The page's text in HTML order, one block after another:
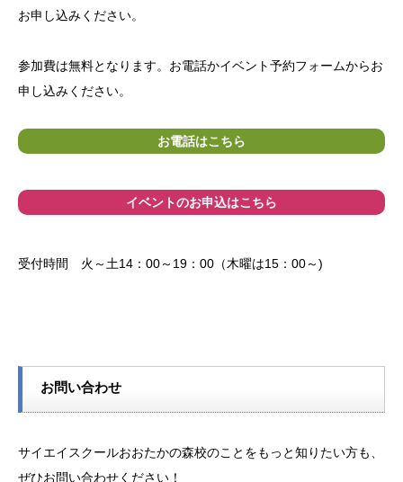
お申し込みください。
参加費は無料となります。お電話かイベント予約フォームからお
申し込みください。
お電話はこちら
イベントのお申込はこちら
受付時間 火～土14：00～19：00（木曜は15：00～)
お問い合わせ
サイエイスクールおおたかの森校のことをもっと知りたい方も、
ぜひお問い合わせください！